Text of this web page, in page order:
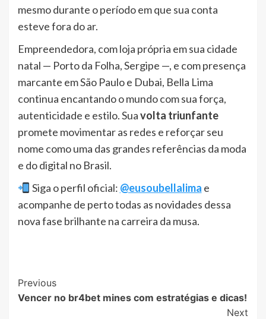
mesmo durante o período em que sua conta
esteve fora do ar.
Empreendedora, com loja própria em sua cidade
natal — Porto da Folha, Sergipe —, e com presença
marcante em São Paulo e Dubai, Bella Lima
continua encantando o mundo com sua força,
autenticidade e estilo. Suavolta triunfante
promete movimentar as redes e reforçar seu
nome como uma das grandes referências da moda
e do digital no Brasil.
Siga o perfil oficial: @eusoubellalima e
acompanhe de perto todas as novidades dessa
nova fase brilhante na carreira da musa.
Post
Navigation
Previous
Vencer no br4bet mines com estratégias e dicas!
Next